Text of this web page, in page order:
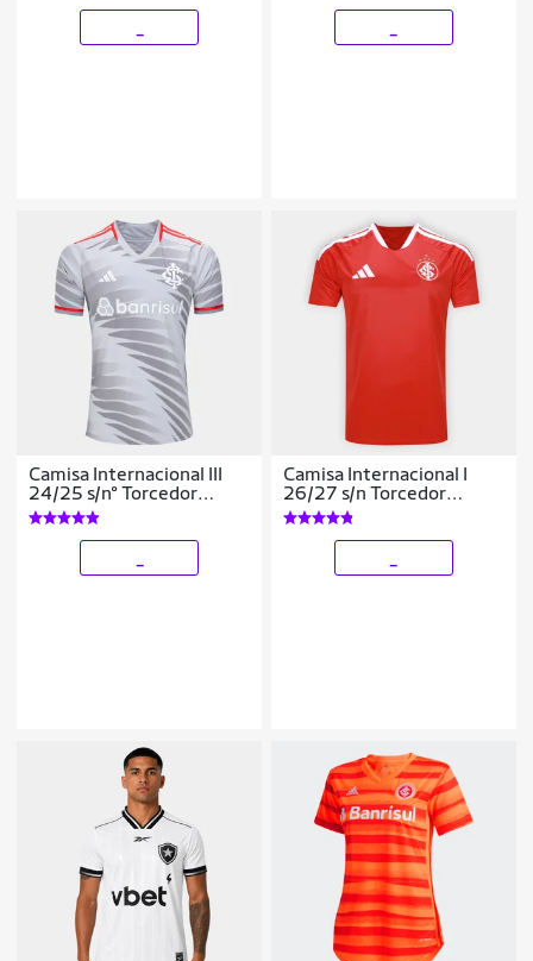
Camisa Internacional III
24/25 s/n° Torcedor
Adidas Masculina
Camisa Internacional I
26/27 s/n Torcedor
Adidas Masculina